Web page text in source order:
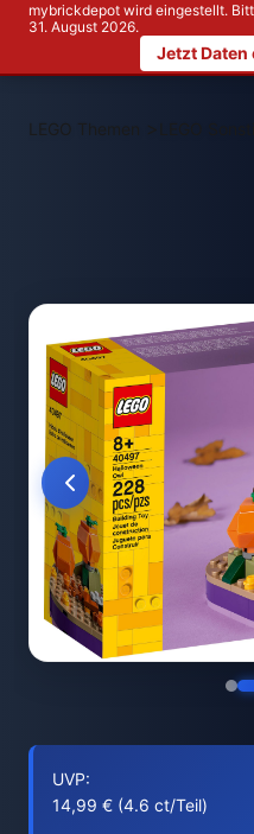
mybrickdepot wird eingestellt.
31. August 2026.
Jetzt
LEGO Themen >
UVP:
14,99 € (4.6 ct/Teil)